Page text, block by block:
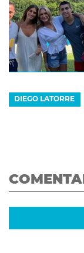
DIEGO LATORRE